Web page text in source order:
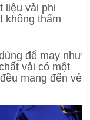
liệu vải phi
không thấm
để may như
vải có một
mang đến vẻ